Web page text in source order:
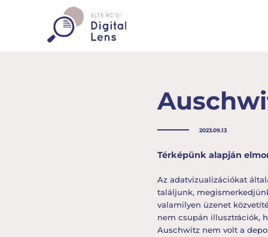
2023.09.13
Térképünk alapján
Az adatvizualizációkat
találjunk,
valamilyen üzenet
nem csupán illusztrációk,
Auschwitz nem volt a